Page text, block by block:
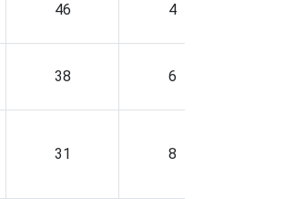
46 4
38 6
31 8